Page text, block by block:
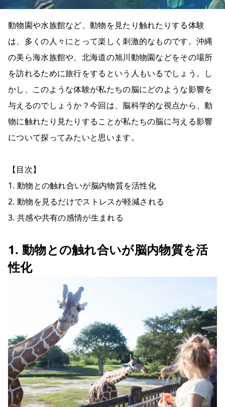
動物園や水族館など、動物を見たり触れたりする体験
は、多くの人々にとって楽しく刺激的なものです。沖縄
の美ら海水族館や、北海道の旭川動物園などをその場所
を訪れるために旅行をするという人もいるでしょう。し
かし、このような体験が私たちの脳にどのような影響を
与えるのでしょうか？今回は、脳科学的な視点から、動
物に触れたり見たりすることが私たちの脳に与える影響
について探ってみたいと思います。
【目次】
1. 動物との触れ合いが脳内物質を活性化
2. 動物を見るだけでストレスが軽減される
3. 共感や共有の感情が生まれる
1. 動物との触れ合いが脳内物質を活
性化